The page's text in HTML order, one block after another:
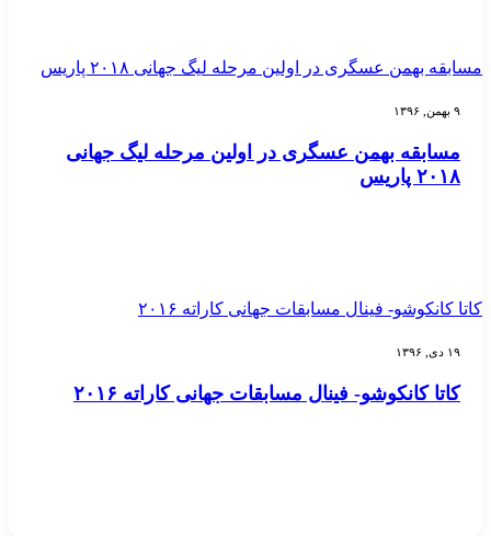
مسابقه بهمن عسگری در اولین مرحله لیگ جهانی ۲۰۱۸ پاریس
۹ بهمن, ۱۳۹۶
مسابقه بهمن عسگری در اولین مرحله لیگ جهانی
۲۰۱۸ پاریس
کاتا کانکوشو- فینال مسابقات جهانی کاراته ۲۰۱۶
۱۹ دی, ۱۳۹۶
کاتا کانکوشو- فینال مسابقات جهانی کاراته ۲۰۱۶